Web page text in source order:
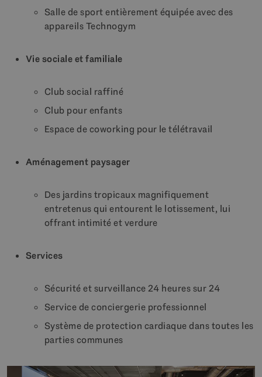
Salle de sport entièrement équipée avec des
appareils Technogym
Vie sociale et familiale
Club social raffiné
Club pour enfants
Espace de coworking pour le télétravail
Aménagement paysager
Des jardins tropicaux magnifiquement
entretenus qui entourent le lotissement, lui
offrant intimité et verdure
Services
Sécurité et surveillance 24 heures sur 24
Service de conciergerie professionnel
Système de protection cardiaque dans toutes les
parties communes